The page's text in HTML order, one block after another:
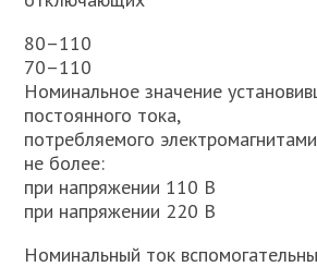
80–110
70–110
Номинальное значение
постоянного тока,
потребляемого
не более:
при напряжении 110 В
при напряжении 220 В
Номинальный ток